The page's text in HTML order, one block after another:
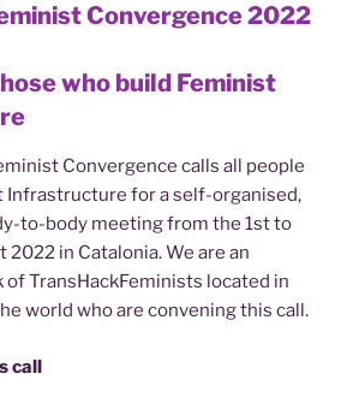
Convergence 2022
who build Feminist
Convergence calls all people
Infrastructure for a self-organised,
to-body meeting from the 1st to
in Catalonia. We are an
TransHackFeminists located in
world who are convening this call.
call